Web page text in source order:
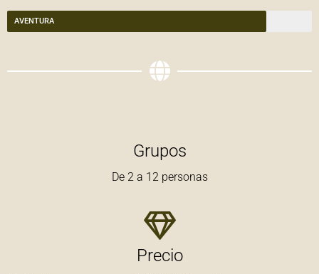
AVENTURA
Grupos
De 2 a 12 personas
Precio